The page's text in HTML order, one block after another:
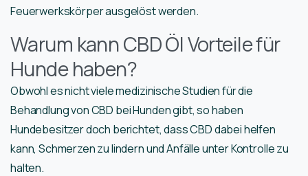
Feuerwerkskörper ausgelöst werden.
Warum kann CBD Öl Vorteile für
Hunde haben?
Obwohl es nicht viele medizinische Studien für die
Behandlung von CBD bei Hunden gibt, so haben
Hundebesitzer doch berichtet, dass CBD dabei helfen
kann, Schmerzen zu lindern und Anfälle unter Kontrolle zu
halten.